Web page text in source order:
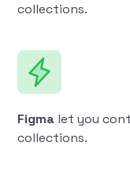
collections.
Figma let you
collections.